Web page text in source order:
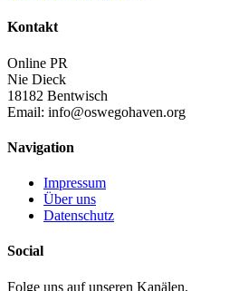
Kontakt
Online PR
Nie Dieck
18182 Bentwisch
Email: info@oswegohaven.org
Navigation
Impressum
Über uns
Datenschutz
Social
Folge uns auf unseren Kanälen.